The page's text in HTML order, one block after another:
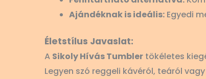
Ajándéknak is ideális: Egyedi
Életstílus Javaslat:
A Sikoly Hívás Tumbler tökéletes
Legyen szó reggeli kávéról, teáról